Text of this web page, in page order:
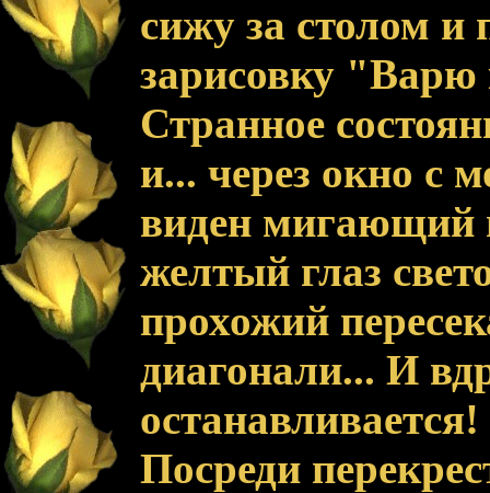
сижу за столом и
зарисовку
Странное
и... через окно с
виден мигающий
желтый глаз
прохожий
диагонали... И
останавливается!
Посреди